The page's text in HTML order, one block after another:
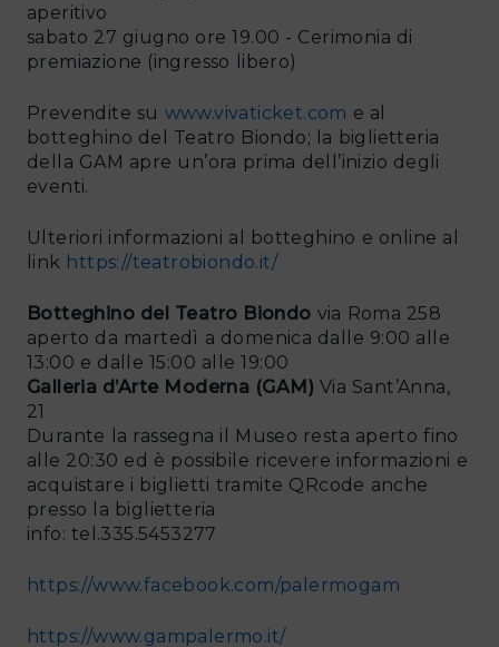
aperitivo
sabato 27 giugno ore 19.00 - Cerimonia di
premiazione (ingresso libero)
Prevendite su www.vivaticket.com e al
botteghino del Teatro Biondo; la biglietteria
della GAM apre un’ora prima dell’inizio degli
eventi.
Ulteriori informazioni al botteghino e online al
link https://teatrobiondo.it/
Botteghino del Teatro Biondo via Roma 258
aperto da martedì a domenica dalle 9:00 alle
13:00 e dalle 15:00 alle 19:00
Galleria d’Arte Moderna (GAM) Via Sant’Anna,
21
Durante la rassegna il Museo resta aperto fino
alle 20:30 ed è possibile ricevere informazioni e
acquistare i biglietti tramite QRcode anche
presso la biglietteria
info: tel.335.5453277
https://www.facebook.com/palermogam
https://www.gampalermo.it/